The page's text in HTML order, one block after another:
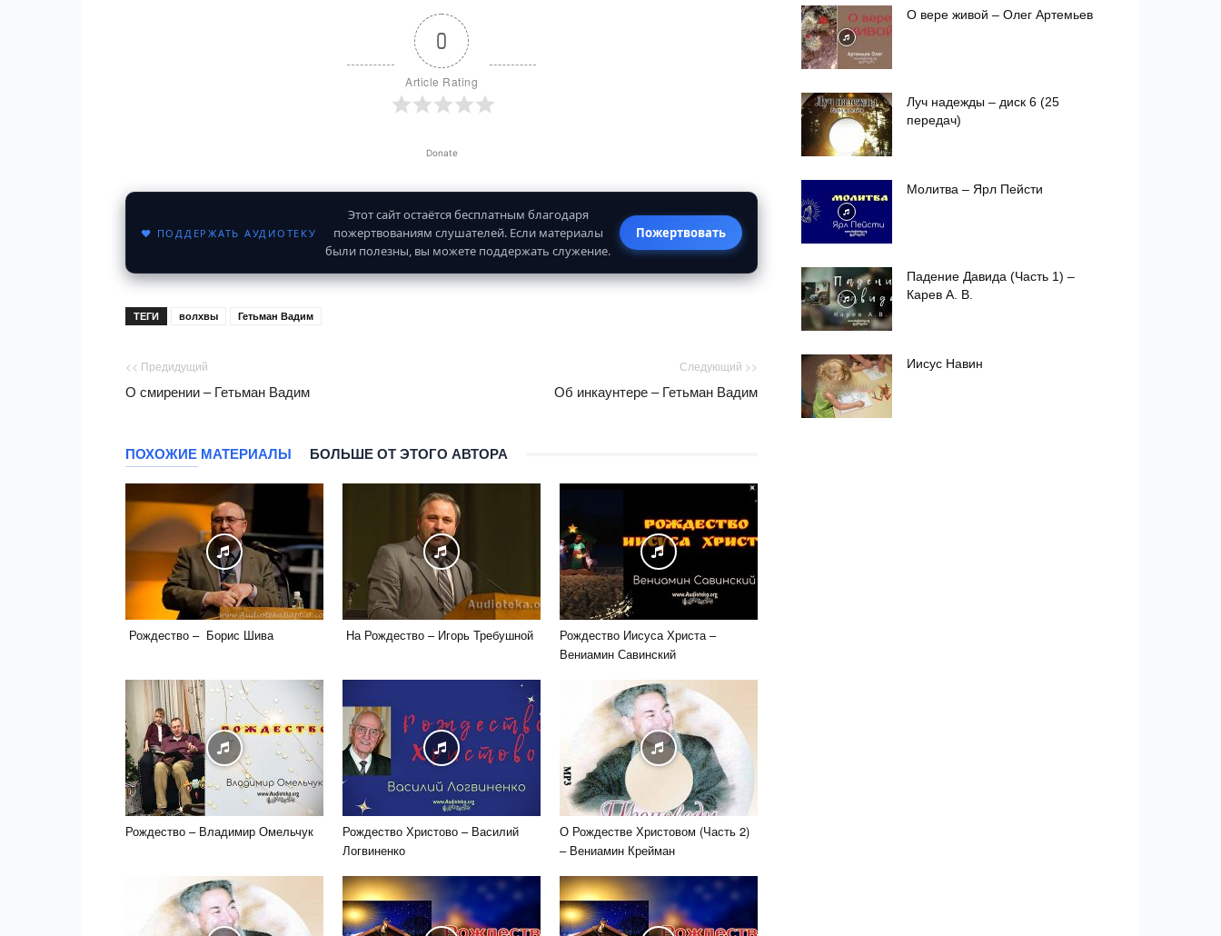
0
Article Rating
Donate
♥ ПОДДЕРЖАТЬ АУДИОТЕКУ
Этот сайт остаётся бесплатным благодаря
пожертвованиям слушателей. Если материалы
были полезны, вы можете поддержать служение.
Пожертвовать
ТЕГИ волхвы Гетьман Вадим
<< Предидущий
О смирении – Гетьман Вадим
Следующий >>
Об инкаунтере – Гетьман Вадим
ПОХОЖИЕ МАТЕРИАЛЫ БОЛЬШЕ ОТ ЭТОГО АВТОРА
Рождество – Борис Шива На Рождество – Игорь Требушной
Рождество Иисуса Христа –
Вениамин Савинский
Рождество – Владимир Омельчук
Рождество Христово – Василий
Логвиненко
О Рождестве Христовом (Часть 2)
– Вениамин Крейман
О вере живой – Олег Артемьев
Луч надежды – диск 6 (25
передач)
Молитва – Ярл Пейсти
Падение Давида (Часть 1) –
Карев А. В.
Иисус Навин